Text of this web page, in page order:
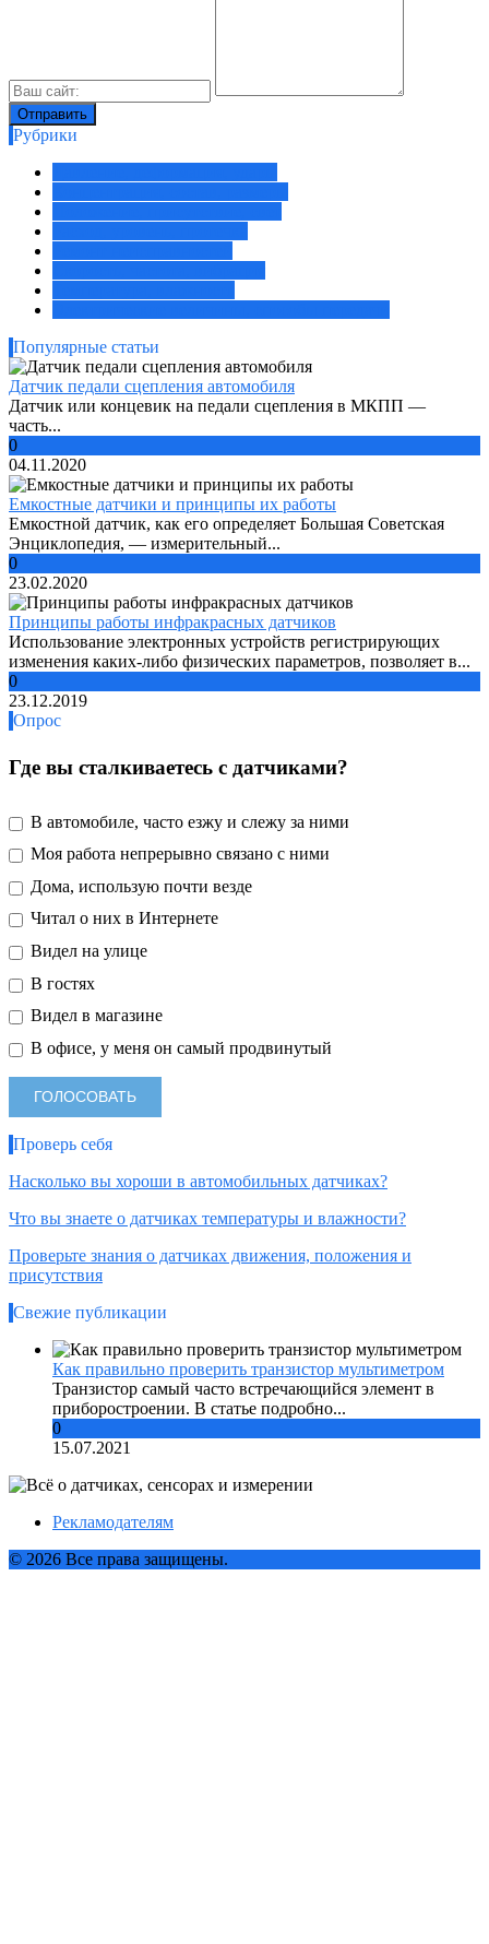
Рубрики
Популярные статьи
Датчик педали сцепления автомобиля
Датчик или концевик на педали сцепления в МКПП —
часть...
0
04.11.2020
Емкостные датчики и принципы их работы
Емкостной датчик, как его определяет Большая Советская
Энциклопедия, — измерительный...
0
23.02.2020
Принципы работы инфракрасных датчиков
Использование электронных устройств регистрирующих
изменения каких-либо физических параметров, позволяет в...
0
23.12.2019
Опрос
Где вы сталкиваетесь с датчиками?
В автомобиле, часто езжу и слежу за ними
Моя работа непрерывно связано с ними
Дома, использую почти везде
Читал о них в Интернете
Видел на улице
В гостях
Видел в магазине
В офисе, у меня он самый продвинутый
Проверь себя
Насколько вы хороши в автомобильных датчиках?
Что вы знаете о датчиках температуры и влажности?
Проверьте знания о датчиках движения, положения и
присутствия
Свежие публикации
Как правильно проверить транзистор мультиметром
Транзистор самый часто встречающийся элемент в
приборостроении. В статье подробно...
0
15.07.2021
Рекламодателям
© 2026 Все права защищены.